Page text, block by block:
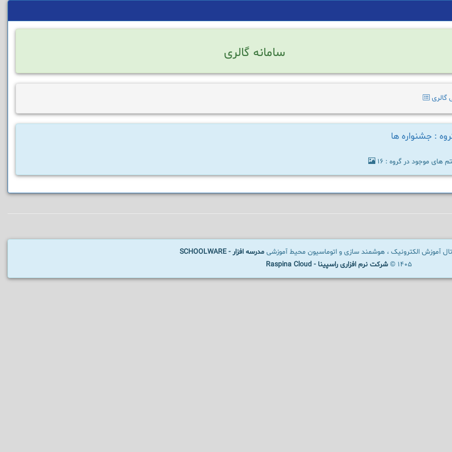
سامانه گالری
گالری
: جشنواره ها
های موجود در گروه : 16
آموزش الکترونیک ، هوشمند سازی و اتوماسیون محیط آموزشی مدرسه افزار - SCHOOLWARE
1405 ©
شرکت نرم افزاری راسپینا - Raspina Cloud